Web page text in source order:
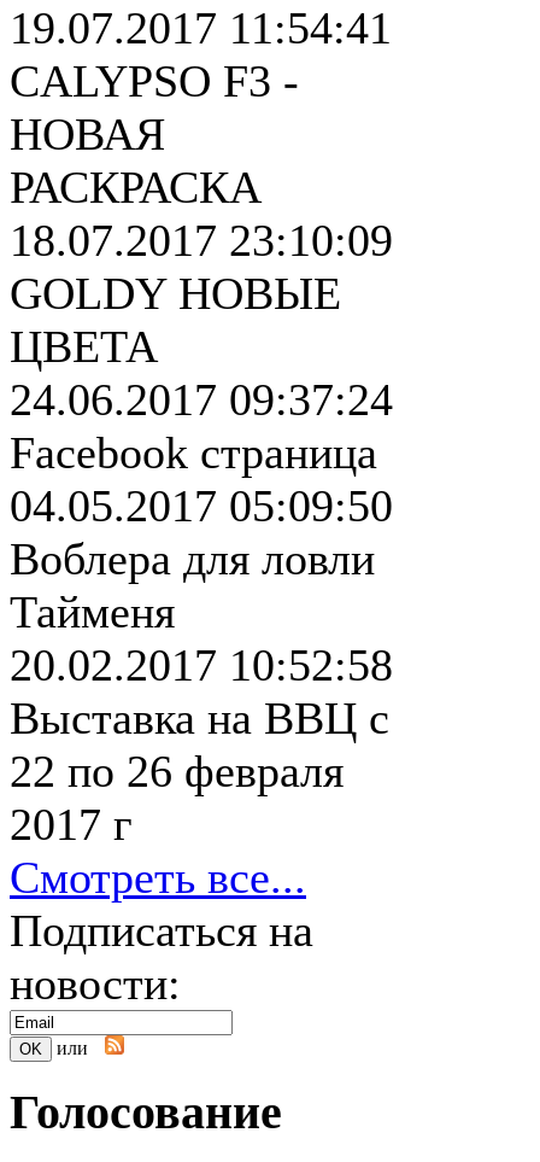
19.07.2017 11:54:41
CALYPSO F3 -
НОВАЯ
РАСКРАСКА
18.07.2017 23:10:09
GOLDY НОВЫЕ
ЦВЕТА
24.06.2017 09:37:24
Facebook страница
04.05.2017 05:09:50
Воблера для ловли
Тайменя
20.02.2017 10:52:58
Выставка на ВВЦ с
22 по 26 февраля
2017 г
Смотреть все...
Подписаться на
новости:
или
Голосование